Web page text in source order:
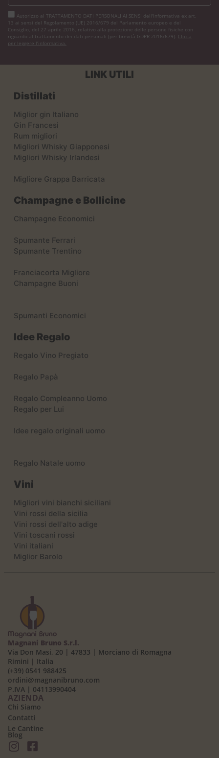
Autorizzo al TRATTAMENTO DATI PERSONALI AI SENSI dell'Informativa ex art.
13 ai sensi del Regolamento (UE) 2016/679 del Parlamento europeo e del
Consiglio, del 27 aprile 2016, relativo alla protezione delle persone fisiche con
riguardo al trattamento dei dati personali (per brevità GDPR 2016/679). Clicca
per leggere l’informativa.
LINK UTILI
Distillati
Miglior gin Italiano
Gin Francesi
Rum migliori
Migliori Whisky Giapponesi
Migliori Whisky Irlandesi
Migliore Grappa Barricata
Champagne e Bollicine
Champagne Economici
Spumante Ferrari
Spumante Trentino
Franciacorta Migliore
Champagne Buoni
Spumanti Economici
Idee Regalo
Regalo Vino Pregiato
Regalo Papà
Regalo Compleanno Uomo
Regalo per Lui
Idee regalo originali uomo
Regalo Natale uomo
Vini
Migliori vini bianchi siciliani
Vini rossi della sicilia
Vini rossi dell'alto adige
Vini toscani rossi
Vini italiani
Miglior Barolo
Magnani Bruno S.r.l.
Via Don Masi, 20 | 47833 | Morciano di Romagna
Rimini | Italia
(+39) 0541 988425
ordini@magnanibruno.com
P.IVA | 04113990404
AZIENDA
Chi Siamo
Contatti
Le Cantine
Blog